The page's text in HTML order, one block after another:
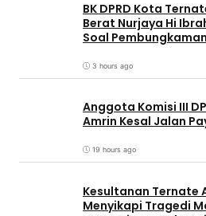
BK DPRD Kota
Berat Nurjaya Hi
Soal
3 hours ago
Anggota Komisi III
Amrin Kesal Jalan
19 hours ago
Kesultanan Ternate
Menyikapi Tragedi